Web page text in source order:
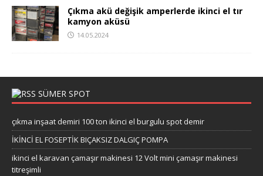
Çıkma akü değişik amperlerde ikinci el tır
kamyon aküsü
14.05.2024
SÜMER SPOT
çıkma inşaat demiri 100 ton ikinci el burgulu spot demir
İKİNCİ EL FOSEPTİK BIÇAKSIZ DALGIÇ POMPA
ikinci el karavan çamaşır makinesi 12 Volt mini çamaşır makinesi
titreşimli